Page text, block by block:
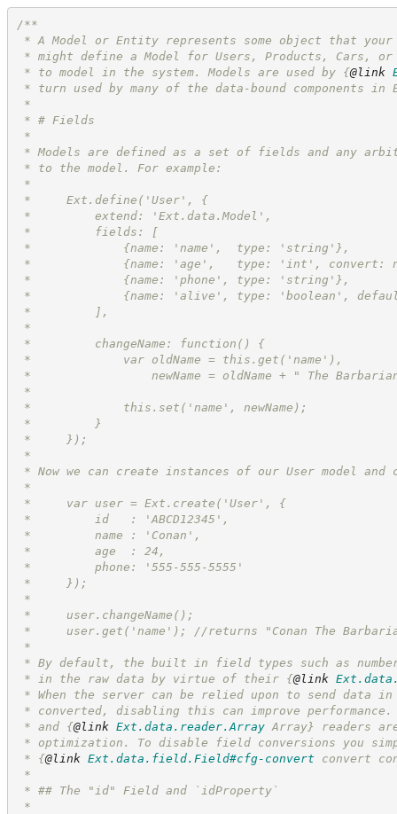
/**
* A Model or Entity represents some object that your
* might define a Model for Users, Products, Cars,
* to model in the system. Models are used by {@link
* turn used by many of the data-bound components in
*
* # Fields
*
* Models are defined as a set of fields and any
* to the model. For example:
*
*     Ext.define('User', {
*         extend: 'Ext.data.Model',
*         fields: [
*             {name: 'name',  type: 'string'},
*             {name: 'age',   type: 'int', convert:
*             {name: 'phone', type: 'string'},
*             {name: 'alive', type: 'boolean',
*         ],
*
*         changeName: function() {
*             var oldName = this.get('name'),
*                 newName = oldName + " The
*
*             this.set('name', newName);
*         }
*     });
*
* Now we can create instances of our User model
*
*     var user = Ext.create('User', {
*         id   : 'ABCD12345',
*         name : 'Conan',
*         age  : 24,
*         phone: '555-555-5555'
*     });
*
*     user.changeName();
*     user.get('name'); //returns "Conan The
*
* By default, the built in field types such as
* in the raw data by virtue of their {@link
* When the server can be relied upon to send data
* converted, disabling this can improve performance.
* and {@link Ext.data.reader.Array Array} readers
* optimization. To disable field conversions you
* {@link Ext.data.field.Field#cfg-convert convert
*
* ## The "id" Field and `idProperty`
*